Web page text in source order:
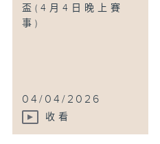
盃(4月4日晚上賽
事)
04/04/2026
收看